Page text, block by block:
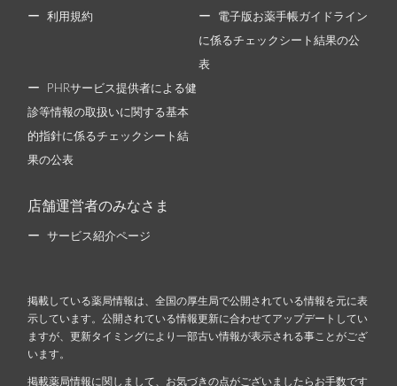
利用規約 電子版お薬手帳ガイドライン
に係るチェックシート結果の公
表
PHRサービス提供者による健
診等情報の取扱いに関する基本
的指針に係るチェックシート結
果の公表
店舗運営者のみなさま
サービス紹介ページ
掲載している薬局情報は、全国の厚生局で公開されている情報を元に表
示しています。公開されている情報更新に合わせてアップデートしてい
ますが、更新タイミングにより一部古い情報が表示される事ことがござ
います。
掲載薬局情報に関しまして、お気づきの点がございましたらお手数です